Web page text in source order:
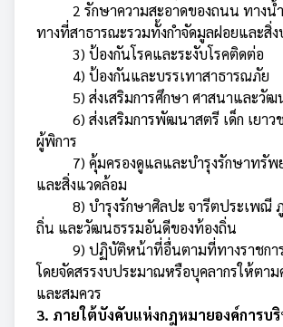
2 รักษาความสะอาดของถนน ทางน้ำ
ทางที่สาธารณะรวมทั้งกำจัดมูลฝอยและสิ่
3) ป้องกันโรคและระงับโรคติดต่อ
4) ป้องกันและบรรเทาสาธารณภัย
5) ส่งเสริมการศึกษา ศาสนาและวัฒ
6) ส่งเสริมการพัฒนาสตรี เด็ก เยาว
ผู้พิการ
7) คุ้มครองดูแลและบำรุงรักษาทรัพย
และสิ่งแวดล้อม
8) บำรุงรักษาศิลปะ จารีตประเพณี
ถิ่น และวัฒนธรรมอันดีของท้องถิ่น
9) ปฏิบัติหน้าที่อื่นตามที่ทางราชกา
โดยจัดสรรงบประมาณหรือบุคลากรให้ตาม
และสมควร
3. ภายใต้บังคับแห่งกฎหมายองค์การบ